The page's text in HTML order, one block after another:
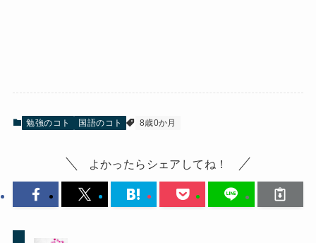
勉強のコト 国語のコト 8歳0か月
よかったらシェアしてね！